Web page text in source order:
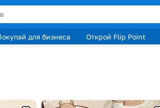
для бизнеса Открой Flip Point